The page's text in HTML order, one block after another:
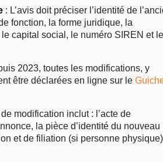
: L’avis doit préciser l’identité de
fonction, la forme juridique, la
capital social, le numéro SIREN et le
2023, toutes les modifications, y
être déclarées en ligne sur le
modification inclut : l’acte de
la pièce d’identité du nouveau
et de filiation (si personne